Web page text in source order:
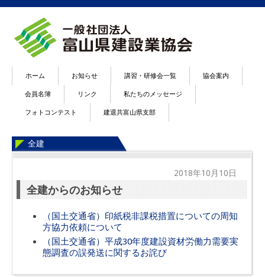
ホーム お知らせ 講習・研修会一覧 協会案内
会員名簿 リンク 私たちのメッセージ
フォトコンテスト 建退共富山県支部
全建
2018年10月10日
全建からのお知らせ
（国土交通省）印紙税非課税措置についての周知
方協力依頼について
（国土交通省）平成30年度建設資材労働力需要実
態調査の誤発送に関するお詫び